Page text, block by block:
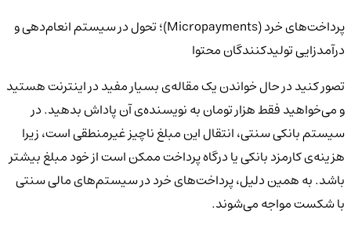
پرداخت‌های خرد (Micropayments)؛ تحول در سیستم انعام‌دهی و
درآمدزایی تولیدکنندگان محتوا
تصور کنید در حال خواندن یک مقاله‌ی بسیار مفید در اینترنت هستید
و می‌خواهید فقط هزار تومان به نویسنده‌ی آن پاداش بدهید. در
سیستم بانکی سنتی، انتقال این مبلغ ناچیز غیرمنطقی است، زیرا
هزینه‌ی کارمزد بانکی یا درگاه پرداخت ممکن است از خود مبلغ بیشتر
باشد. به همین دلیل، پرداخت‌های خرد در سیستم‌های مالی سنتی
با شکست مواجه می‌شوند.